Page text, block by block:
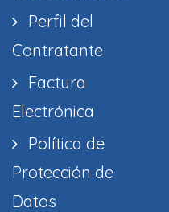
Perfil del
Contratante
Factura
Electrónica
Política de
Protección de
Datos